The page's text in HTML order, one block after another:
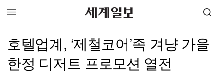
호텔업계, ‘제철코어’족 겨냥 가을
한정 디저트 프로모션 열전